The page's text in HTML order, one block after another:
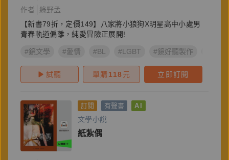
作者
綠野孟
【新書79折，定價149】八家將小狼狗X明星高中小處男
青春軌道偏離，純愛冒險正展開!
#鏡文學 #愛情 #BL #LGBT #鏡好聽製作
試聽 單購118元 立即訂閱
訂閱 有聲書 AI
文學小說
紙紮偶